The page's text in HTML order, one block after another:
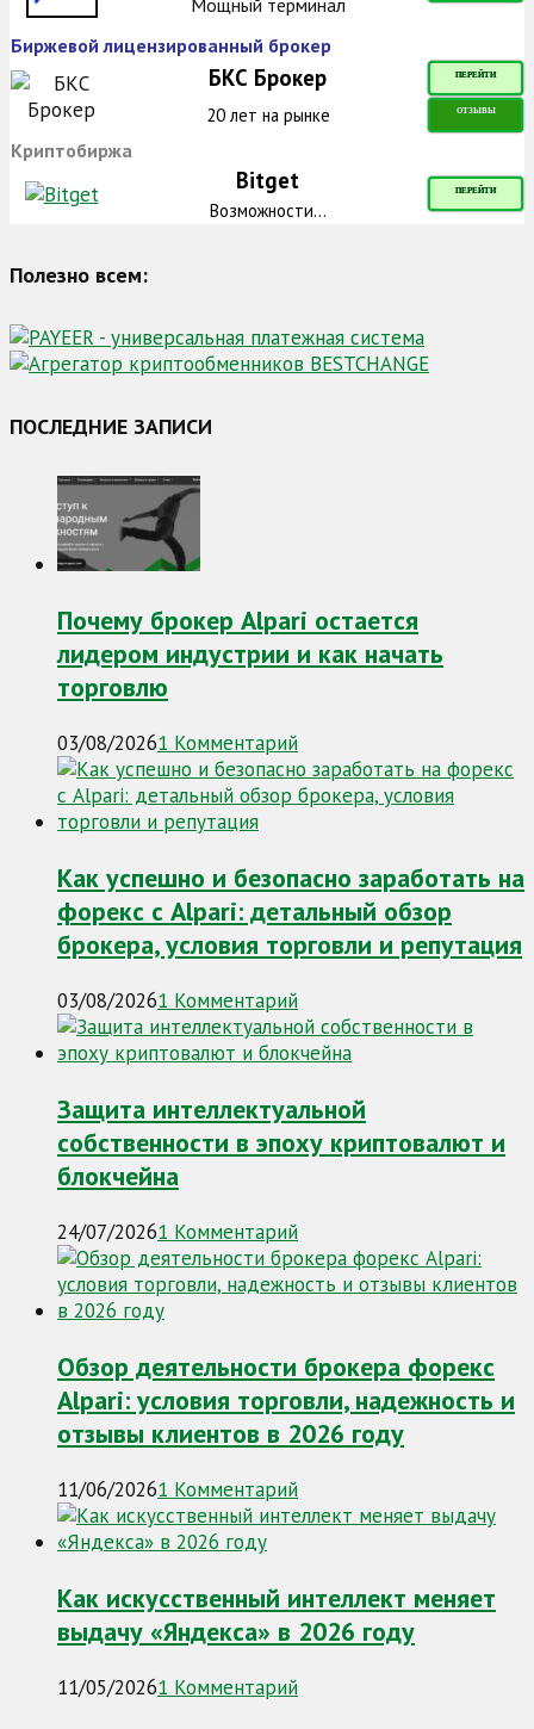
Мощный терминал
Биржевой лицензированный брокер
БКС Брокер ПЕРЕЙТИ
20 лет на рынке ОТЗЫВЫ
Криптобиржа
Bitget ПЕРЕЙТИ
Возможности...
Полезно всем:
ПОСЛЕДНИЕ ЗАПИСИ
Почему брокер Alpari остается
лидером индустрии и как начать
торговлю
03/08/20261 Комментарий
Как успешно и безопасно заработать на
форекс с Alpari: детальный обзор
брокера, условия торговли и репутация
03/08/20261 Комментарий
Защита интеллектуальной
собственности в эпоху криптовалют и
блокчейна
24/07/20261 Комментарий
Обзор деятельности брокера форекс
Alpari: условия торговли, надежность и
отзывы клиентов в 2026 году
11/06/20261 Комментарий
Как искусственный интеллект меняет
выдачу «Яндекса» в 2026 году
11/05/20261 Комментарий